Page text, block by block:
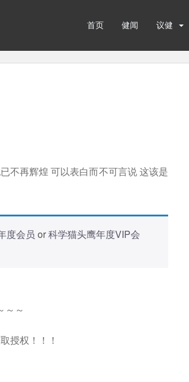
首页 健闻 议健
不再辉煌 可以表白而不可言说 这该是
度会员 or科学猫头鹰年度VIP会
～～
授权！！！